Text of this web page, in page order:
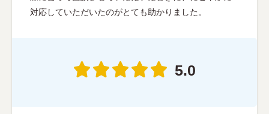
対応していただいたのがとても助かりました。
5.0